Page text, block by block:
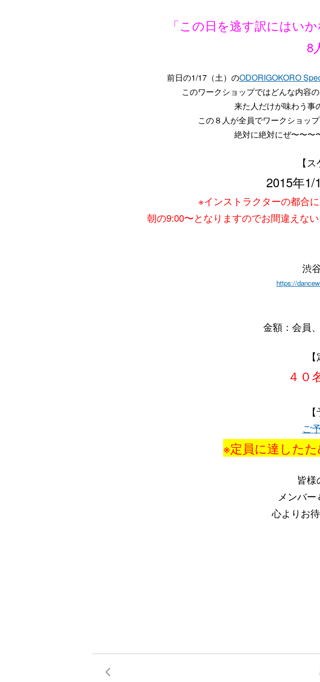
「この日を逃す訳にはい
8人
前日の1/17（土）のODORIGOKORO
このワークショップではどんな内容
来た人だけが味わう
この８人が全員でワークショ
絶対に絶対にぜ〜〜〜
【
2015年1/
※インストラクターの都合
朝の9:00〜となりますのでお間違えな
渋
https://
金額：会員
４０
ご
※定員に達した
皆様
メンバー
心よりお